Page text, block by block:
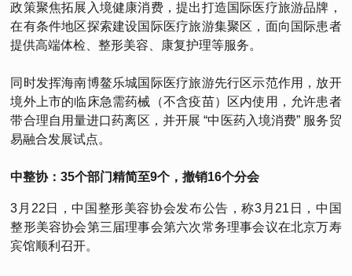
政策聚焦拓展入境健康消费，提出打造国际医疗旅游品牌，
在有条件地区探索建设国际医疗旅游集聚区，面向国际患者
提供高端体检、整形美容、康复护理等服务。
同时发挥海南博鳌乐城国际医疗旅游先行区示范作用，放开
境外上市的临床急需药械（不含疫苗）区内使用，允许患者
带合理自用量进口药离区，并开展 “中医药入境消费” 服务贸
易融合发展试点。
中整协：35个部门精简至9个，撤销16个分会
3月22日，中国整形美容协会发布公告，称3月21日，中国
整形美容协会第三届理事会第六次常务理事会议在北京万寿
宾馆顺利召开。